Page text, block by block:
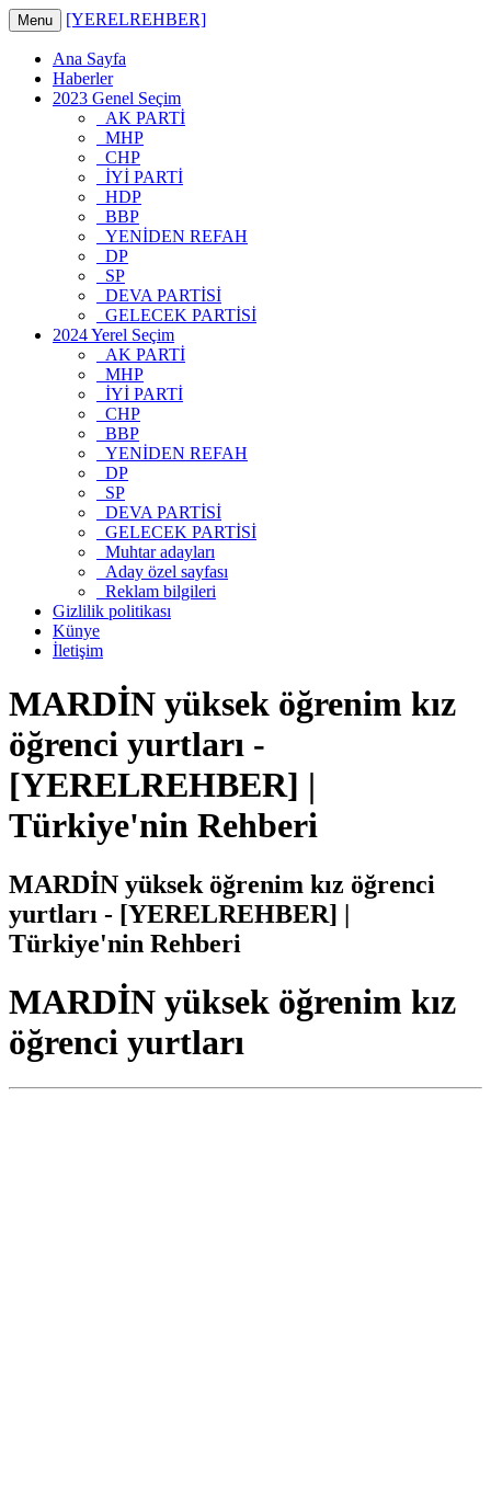
Menu [YERELREHBER]
Ana Sayfa
Haberler
2023 Genel Seçim
AK PARTİ
MHP
CHP
İYİ PARTİ
HDP
BBP
YENİDEN REFAH
DP
SP
DEVA PARTİSİ
GELECEK PARTİSİ
2024 Yerel Seçim
AK PARTİ
MHP
İYİ PARTİ
CHP
BBP
YENİDEN REFAH
DP
SP
DEVA PARTİSİ
GELECEK PARTİSİ
Muhtar adayları
Aday özel sayfası
Reklam bilgileri
Gizlilik politikası
Künye
İletişim
MARDİN yüksek öğrenim kız
öğrenci yurtları -
[YERELREHBER] |
Türkiye'nin Rehberi
MARDİN yüksek öğrenim kız öğrenci
yurtları - [YERELREHBER] |
Türkiye'nin Rehberi
MARDİN yüksek öğrenim kız
öğrenci yurtları